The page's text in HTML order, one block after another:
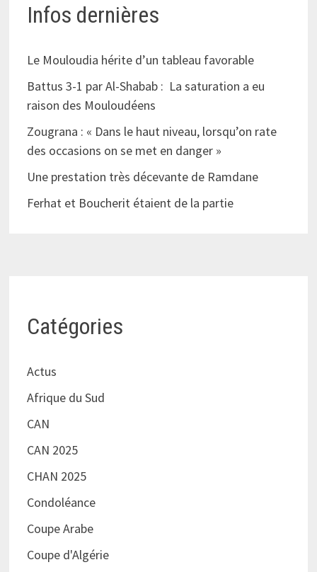
Infos dernières
Le Mouloudia hérite d’un tableau favorable
Battus 3-1 par Al-Shabab : La saturation a eu
raison des Mouloudéens
Zougrana : « Dans le haut niveau, lorsqu’on rate
des occasions on se met en danger »
Une prestation très décevante de Ramdane
Ferhat et Boucherit étaient de la partie
Catégories
Actus
Afrique du Sud
CAN
CAN 2025
CHAN 2025
Condoléance
Coupe Arabe
Coupe d'Algérie